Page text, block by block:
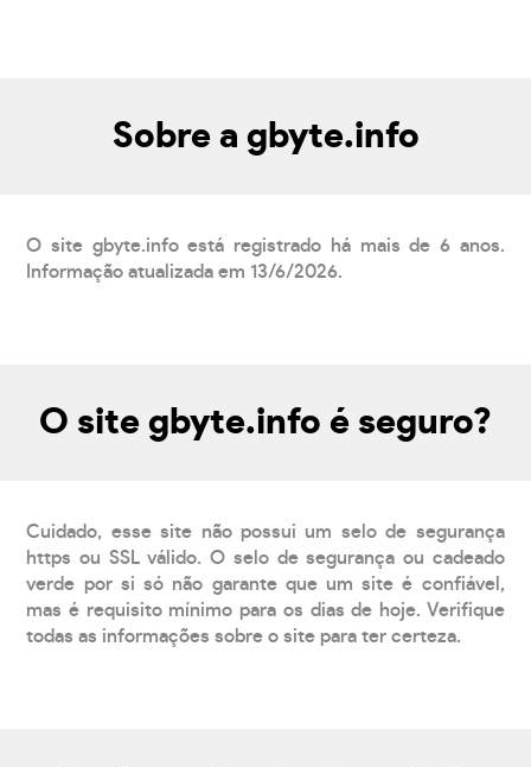
Sobre a gbyte.info
O site gbyte.info está registrado há mais de 6 anos.
Informação atualizada em 13/6/2026.
O site gbyte.info é seguro?
Cuidado, esse site não possui um selo de segurança
https ou SSL válido. O selo de segurança ou cadeado
verde por si só não garante que um site é confiável,
mas é requisito mínimo para os dias de hoje. Verifique
todas as informações sobre o site para ter certeza.